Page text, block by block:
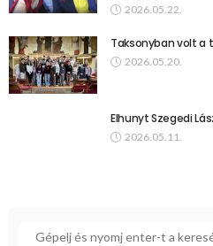
2026.05.22.
Taksonyban volt a
2026.05.20.
Elhunyt Szegedi
2026.05.11.